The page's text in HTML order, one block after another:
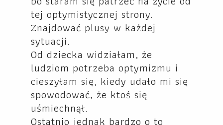
tej optymistycznej strony.
Znajdować plusy w każdej
sytuacji.
Od dziecka widziałam, że
ludziom potrzeba optymizmu i
cieszyłam się, kiedy udało mi się
spowodować, że ktoś się
uśmiechnął.
Ostatnio jednak bardzo o to